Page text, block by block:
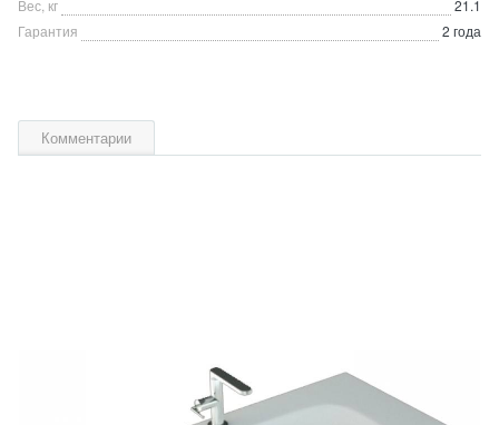
Вес, кг
21.1
Гарантия
2 года
Комментарии